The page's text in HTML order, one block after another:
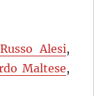
Alesi,
Maltese,